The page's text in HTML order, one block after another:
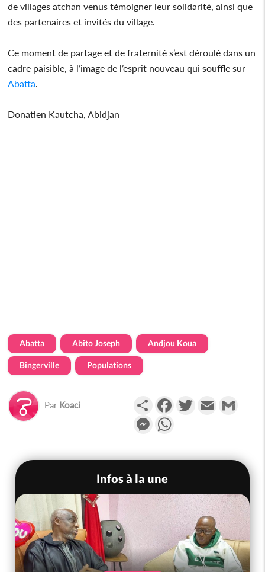
de villages atchan venus témoigner leur solidarité, ainsi que
des partenaires et invités du village.
Ce moment de partage et de fraternité s’est déroulé dans un
cadre paisible, à l’image de l’esprit nouveau qui souffle sur
Abatta.
Donatien Kautcha, Abidjan
Abatta Abito Joseph Andjou Koua
Bingerville Populations
Par Koaci PartagerFacebookTwitterEmail
Messenger
Infos à la une